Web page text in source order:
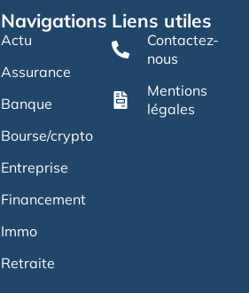
Navigations
Actu
Assurance
Banque
Bourse/crypto
Entreprise
Financement
Immo
Retraite
Liens utiles
Contactez-
nous
Mentions
légales